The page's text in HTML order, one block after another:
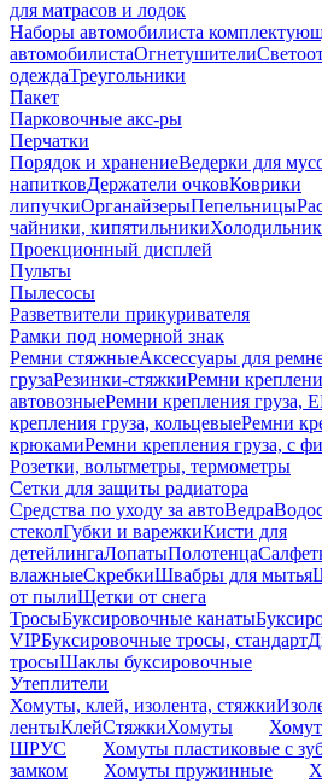
для матрасов и лодок
Наборы автомобилиста
автомобилистаОгнетушители
одеждаТреугольники
Пакет
Парковочные акс-ры
Перчатки
Порядок и хранениеВедерки для
напитковДержатели очковКоврики
липучкиОрганайзерыПепельницы
чайники, кипятильники
Проекционный дисплей
Пульты
Пылесосы
Разветвители прикуривателя
Рамки под номерной знак
Ремни стяжныеАксессуары для
грузаРезинки-стяжкиРемни
автовозныеРемни крепления
крепления груза, кольцевыеРемни
крюкамиРемни крепления груза, с
Розетки, вольтметры, термометры
Сетки для защиты радиатора
Средства по уходу за автоВедра
стеколГубки и варежкиКисти для
детейлингаЛопатыПолотенца
влажныеСкребкиШвабры для мытья
от пылиЩетки от снега
ТросыБуксировочные канаты
VIPБуксировочные тросы, стандарт
тросыШаклы буксировочные
Утеплители
Хомуты, клей, изолента, стяжки
лентыКлейСтяжкиХомуты
ШРУС
Хомуты пластиковые с
замком
Хомуты пружинные